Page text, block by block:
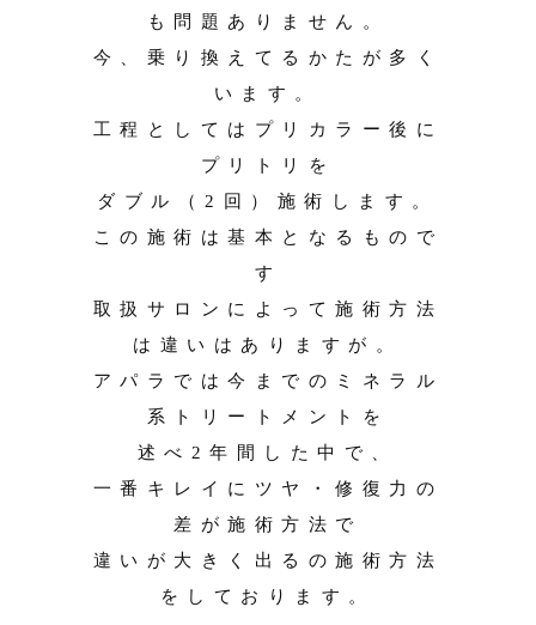
も問題ありません。
今、乗り換えてるかたが多く
います。
工程としてはプリカラー後に
プリトリを
ダブル（2回）施術します。
この施術は基本となるもので
す
取扱サロンによって施術方法
は違いはありますが。
アパラでは今までのミネラル
系トリートメントを
述べ2年間した中で、
一番キレイにツヤ・修復力の
差が施術方法で
違いが大きく出るの施術方法
をしております。